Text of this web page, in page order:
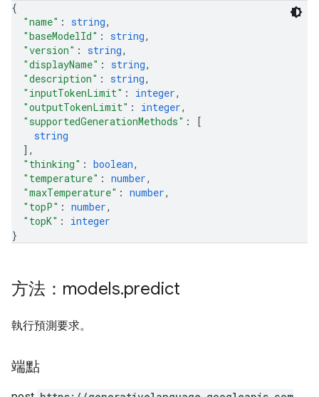
{
"name" : string,
"baseModelId" : string,
"version" : string,
"displayName" : string,
"description" : string,
"inputTokenLimit" : integer,
"outputTokenLimit" : integer,
"supportedGenerationMethods" :
[
string
] ,
"thinking" : boolean,
"temperature" : number,
"maxTemperature" : number,
"topP" : number,
"topK" : integer
}
方法：models.predict
執行預測要求。
端點